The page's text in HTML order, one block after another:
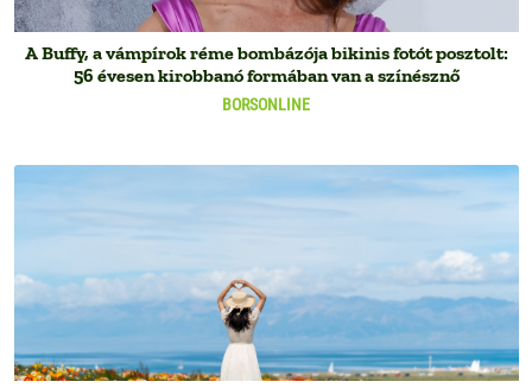
BORSONLINE
A Buffy, a vámpírok réme bombázója bikinis fotót posztolt:
56 évesen kirobbanó formában van a színésznő